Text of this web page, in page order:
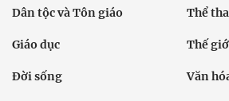
Dân tộc và Tôn giáo Thể
Giáo dục Thế
Đời sống Văn